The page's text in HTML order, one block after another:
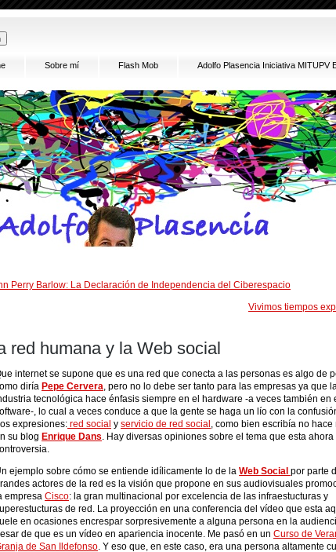
Sobre mí Flash Mob Adolfo Plasencia Iniciativa MITUPV
Perry Barlow: La Declaración de Independencia del Ciberespacio
Vivimos tiempos
red humana y la Web social
internet se supone que es una red que conecta a las personas es algo de
diría Pepe Cervera, pero no lo debe ser tanto para las empresas ya que
tecnológica hace énfasis siempre en el hardware -a veces también en
, lo cual a veces conduce a que la gente se haga un lío con la
expresiones: red social y servicio de red social , como bien escribía no hace
su blog Enrique Dans. Hay diversas opiniones sobre el tema que esta
ejemplo sobre cómo se entiende idílicamente lo de la Web Social por parte
actores de la red es la visión que propone en sus audiovisuales
empresa Cisco: la gran multinacional por excelencia de las infraestucturas y
de red. La proyección en una conferencia del vídeo que esta
en ocasiones encrespar sorpresivemente a alguna persona en la
de que es un vídeo en apariencia inocente. Me pasó en un Curso de
de San Ildefonso. Y eso que, en este caso, era una persona altamente